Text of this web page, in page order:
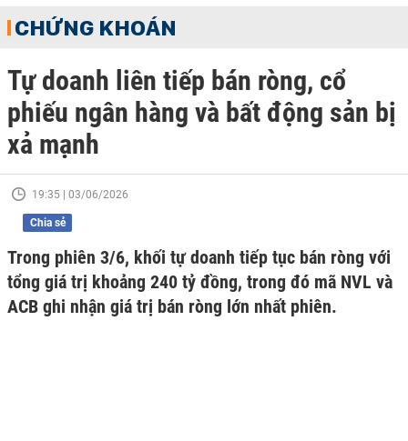
CHỨNG KHOÁN
Tự doanh liên tiếp bán ròng, cổ
phiếu ngân hàng và bất động sản bị
xả mạnh
19:35 | 03/06/2026
Chia sẻ
Trong phiên 3/6, khối tự doanh tiếp tục bán ròng với
tổng giá trị khoảng 240 tỷ đồng, trong đó mã NVL và
ACB ghi nhận giá trị bán ròng lớn nhất phiên.